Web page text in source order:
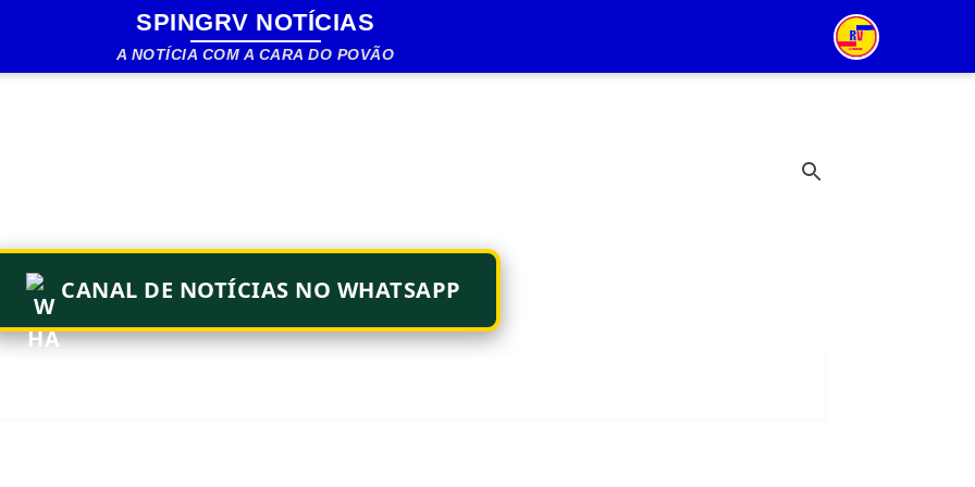
Pular para o conteúdo principal
SPINGRV NOTÍCIAS
A NOTÍCIA COM A CARA DO POVÃO
CANAL DE NOTÍCIAS NO WHATSAPP